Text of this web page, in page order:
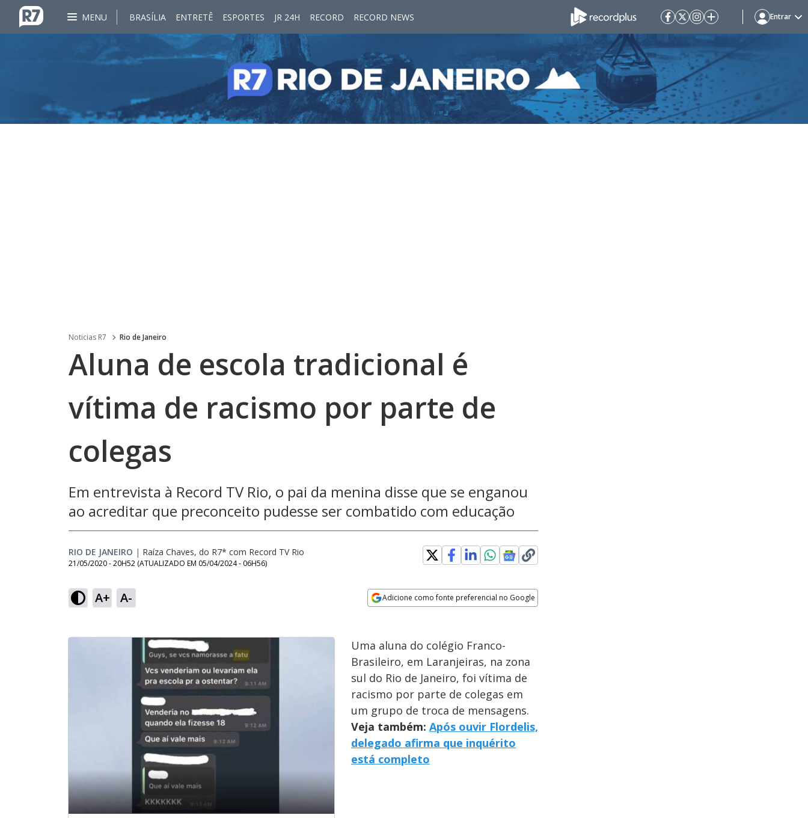
MENU BRASÍLIA ENTRETÊ ESPORTES JR 24H RECORD RECORD NEWS Entrar
Noticias R7 Rio de Janeiro
Aluna de escola tradicional é
vítima de racismo por parte de
colegas
Em entrevista à Record TV Rio, o pai da menina disse que se enganou
ao acreditar que preconceito pudesse ser combatido com educação
RIO DE JANEIRO | Raíza Chaves, do R7* com Record TV Rio
21/05/2020 - 20H52 (ATUALIZADO EM 05/04/2024 - 06H56)
A+ A- Adicione como fonte preferencial no Google
Uma aluna do colégio Franco-
Brasileiro, em Laranjeiras, na zona
sul do Rio de Janeiro, foi vítima de
racismo por parte de colegas em
um grupo de troca de mensagens.
Veja também: Após ouvir Flordelis,
delegado afirma que inquérito
está completo